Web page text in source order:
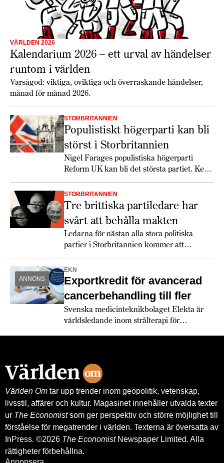
VÄRLDEN 2026
Kalendarium 2026 – ett urval av händelser
runtom i världen
Varsågod: viktiga, oviktiga och överraskande händelser,
månad för månad 2026.
STORBRITANNIEN
Populistiskt högerparti kan bli
störst i Storbritannien
Nigel Farages populistiska högerparti
Reform UK kan bli det största partiet. Keir
Starmer får det svettigt, speciellt om
soffliggarna blir aktiva.
STORBRITANNIEN
Tre brittiska partiledare har
svårt att behålla makten
Ledarna för nästan alla stora politiska
partier i Storbritannien kommer att
utmanas rejält 2026.
ANNONS
EKN
Exportkredit för avancerad
cancerbehandling till fler
Svenska medicinteknikbolaget Elekta är
världsledande inom strålterapi för
Exportkreditnämnden, EKN.
Världen Om tar upp trender inom geopolitik, vetenskap,
livsstil, affärer och kultur. Magasinet innehåller utvalda texter
ur The Economistsom ger perspektiv och större möjlighet till
förståelse för megatrender i världen. Texterna är översatta av
InPress. ©2026 The EconomistNewspaper Limited. Alla
rättigheter förbehållna.